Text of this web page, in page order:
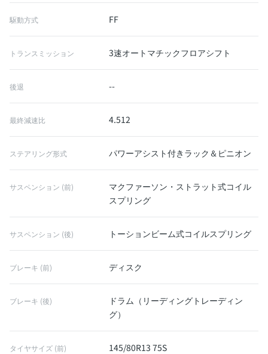
駆動方式 FF
トランスミッション 3速オートマチックフロアシフト
後退 --
最終減速比 4.512
ステアリング形式 パワーアシスト付きラック＆ピニオン
サスペンション (前)
マクファーソン・ストラット式コイル
スプリング
サスペンション (後) トーションビーム式コイルスプリング
ブレーキ (前) ディスク
ブレーキ (後)
ドラム（リーディングトレーディン
グ）
タイヤサイズ (前) 145/80R13 75S